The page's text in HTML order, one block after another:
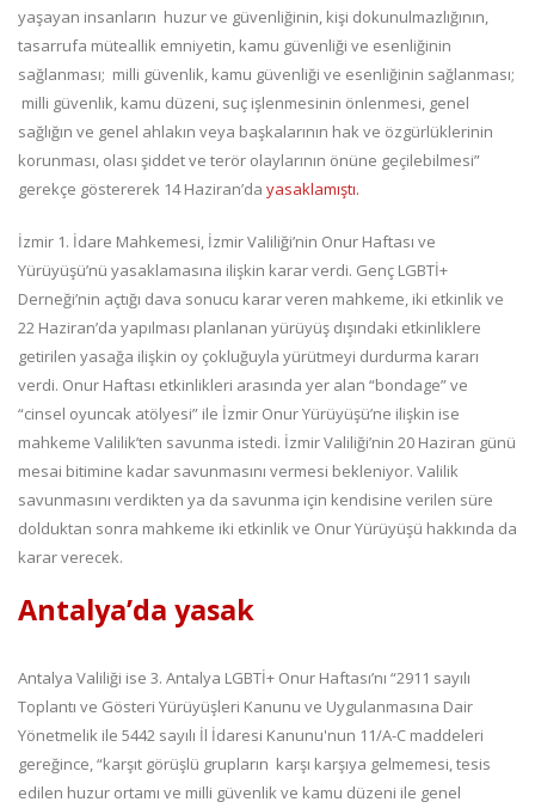
yaşayan insanların huzur ve güvenliğinin, kişi dokunulmazlığının,
tasarrufa müteallik emniyetin, kamu güvenliği ve esenliğinin
sağlanması; milli güvenlik, kamu güvenliği ve esenliğinin sağlanması;
milli güvenlik, kamu düzeni, suç işlenmesinin önlenmesi, genel
sağlığın ve genel ahlakın veya başkalarının hak ve özgürlüklerinin
korunması, olası şiddet ve terör olaylarının önüne geçilebilmesi”
gerekçe göstererek 14 Haziran’da yasaklamıştı.
İzmir 1. İdare Mahkemesi, İzmir Valiliği’nin Onur Haftası ve
Yürüyüşü’nü yasaklamasına ilişkin karar verdi. Genç LGBTİ+
Derneği’nin açtığı dava sonucu karar veren mahkeme, iki etkinlik ve
22 Haziran’da yapılması planlanan yürüyüş dışındaki etkinliklere
getirilen yasağa ilişkin oy çokluğuyla yürütmeyi durdurma kararı
verdi. Onur Haftası etkinlikleri arasında yer alan “bondage” ve
“cinsel oyuncak atölyesi” ile İzmir Onur Yürüyüşü’ne ilişkin ise
mahkeme Valilik’ten savunma istedi. İzmir Valiliği’nin 20 Haziran günü
mesai bitimine kadar savunmasını vermesi bekleniyor. Valilik
savunmasını verdikten ya da savunma için kendisine verilen süre
dolduktan sonra mahkeme iki etkinlik ve Onur Yürüyüşü hakkında da
karar verecek.
Antalya’da yasak
Antalya Valiliği ise 3. Antalya LGBTİ+ Onur Haftası’nı “2911 sayılı
Toplantı ve Gösteri Yürüyüşleri Kanunu ve Uygulanmasına Dair
Yönetmelik ile 5442 sayılı İl İdaresi Kanunu'nun 11/A-C maddeleri
gereğince, “karşıt görüşlü grupların karşı karşıya gelmemesi, tesis
edilen huzur ortamı ve milli güvenlik ve kamu düzeni ile genel